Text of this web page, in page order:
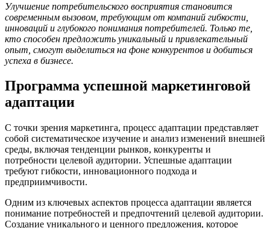
Улучшение потребительского восприятия становится
современным вызовом, требующим от компаний гибкости,
инноваций и глубокого понимания потребителей. Только те,
кто способен предложить уникальный и привлекательный
опыт, смогут выделиться на фоне конкурентов и добиться
успеха в бизнесе.
Программа успешной маркетинговой
адаптации
С точки зрения маркетинга, процесс адаптации представляет
собой систематическое изучение и анализ изменений внешней
среды, включая тенденции рынков, конкуренты и
потребности целевой аудитории. Успешные адаптации
требуют гибкости, инновационного подхода и
предприимчивости.
Одним из ключевых аспектов процесса адаптации является
понимание потребностей и предпочтений целевой аудитории.
Создание уникального и ценного предложения, которое